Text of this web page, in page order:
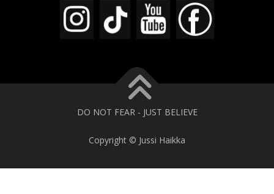
DO NOT FEAR - JUST BELIEVE
Copyright © Jussi Haikka